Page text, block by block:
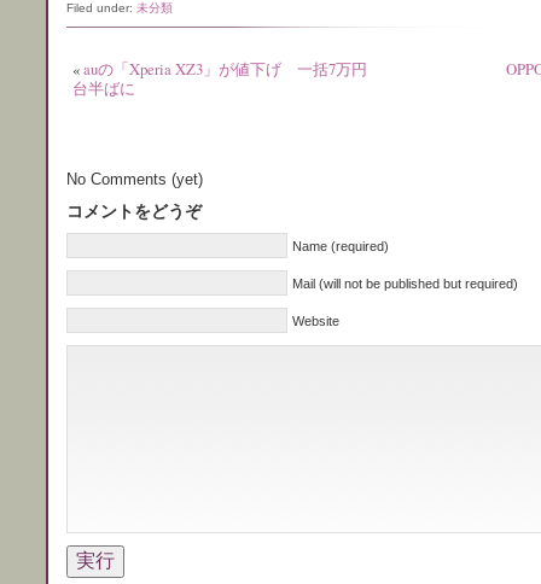
Filed under: 未分類
«auの「Xperia XZ3」が値下げ 一括7万円
台半ばに
No Comments (yet)
コメントをどうぞ
Name (required)
Mail (will not be published but required)
Website